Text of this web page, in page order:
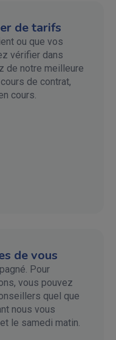
de tarifs
ou que vos
vérifier dans
de notre meilleure
de contrat,
cours.
de vous
Pour
vous pouvez
quel que
nous vous
le samedi matin.